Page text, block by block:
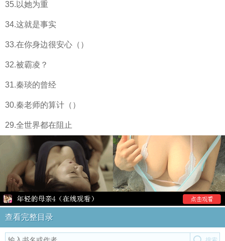
35.以她为重
34.这就是事实
33.在你身边很安心（）
32.被霸凌？
31.秦琰的曾经
30.秦老师的算计（）
29.全世界都在阻止
查看完整目录